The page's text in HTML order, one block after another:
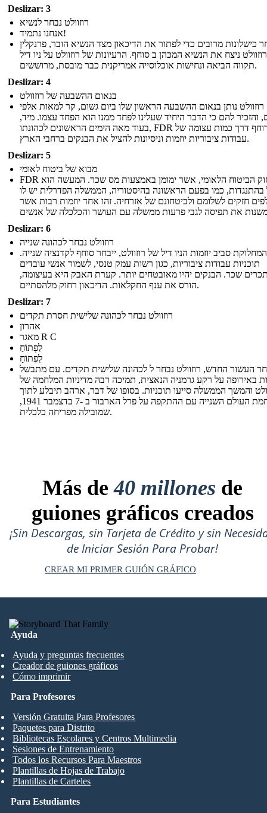
Deslizar: 3
רוזוולט נבחר לנשיא
אנחנו נתמיד!
כישלונות מרובים כדי לפתור את הדיכאון מצד הנשיא הובר, פרנקלין
ניצח את הנשיא המכהן ב סוחף. הרעיונות של רוזוולט על ניו דיל
תקווה הביאה ונחישות אוכלוסייה אמריקנית כבר מובסת, מרוששים.
Deslizar: 4
בנאום ההשבעה של רוזוולט
רוזוולט נותן בנאום ההשבעה הראשון שלו ביום גשום, קר למאות אלפי
והזכיר להם כי הדבר היחיד שעלינו לפחד ממנו הוא הפחד עצמו. מיד,
בעוד מאה הימים הראשונים לכהונתו, FDR דוחף דרך כמות עצומה של
עבודות ציבוריות יוזמות וניסיונות להציל את הבנקים ברחבי הארץ.
Deslizar: 5
מבוא של ביטוח לאומי
FDR עובר חוק הביטוח הלאומי, אשר ימומן באמצעות מס שכר. המעשה הוא
בהתנגדות, כמו בפעם הראשונה בהיסטוריה, הממשלה הפדרלית יש לו
חזקים לשלומם ולביטחונם של אזרחיה. זהו אחד יוזמות רבות אשר
Deslizar: 6
רוזוולט נבחר לכהונה שנייה
סביב יוזמות הניו דיל של רוזוולט, ייבחר סוחף לקדנציה שנייה.
תוכניות עבודות ציבוריות, כגון רשות עמק טנסי, לשמור אנשי עובדים
שכר. הבנקים יהיו מאובטחים יותר. קערת האבק היא בעיצומה,
הורס את ענף החקלאות. הדיכאון רחוק מלהסתיים.
Deslizar: 7
רוזוולט נבחר לכהונה שלישית חסרת תקדים
אהרון
מאגר R C
לִפְתוֹחַ
לִפְתוֹחַ
העשור החדש, רוזוולט נבחר ל לכהונה שלישית תקדים. עם מתבשל
באירופה על רקע גרמניה הנאצית, תמיכה רבה מדיניות המלחמה של
והמשך הממשלה סייעו תוכניות. בסופו של דבר, ארהב תיבלע לתוך
מלחמת העולם השנייה עם ההתקפה על פרל הארבור ב -7 בדצמבר 1941,
שמובילה מפריחה כלכלית.
Más de40 millones de
guiones gráficos creados
¡Sin Descargas, sin Tarjeta de Crédito y sin
de Iniciar Sesión Para Probar!
CREAR MI PRIMER GUIÓN GRÁFICO
Ayuda
Ayuda y preguntas frecuentes
Creador de guiones gráficos
Cómo imprimir
Para Estudiantes
Para Profesores
Versión Gratuita Para Profesores
Paquetes para Distrito
Bibliotecas Escolares y Centros Multimedia
Sesiones de Entrenamiento
Todos los Recursos Para Maestros
Plantillas de Hojas de Trabajo
Plantillas de Carteles